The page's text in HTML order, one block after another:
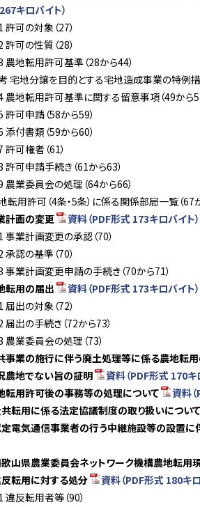
キロバイト）
許可の対象（27）
許可の性質（28）
農地転用許可基準（28から44）
宅地分譲を目的とする宅地造成事業の特例措
農地転用許可基準に関する留意事項（49から
許可申請（58から59）
添付書類（59から60）
許可権者（61）
許可申請手続き（61から63）
農業委員会の処理（64から66）
転用許可（4条・5条）に係る関係部局一覧（67
計画の変更
資料（PDF形式 173キロバイト）
事業計画変更の承認（70）
承認の基準（70）
事業計画変更申請の手続き（70から71）
転用の届出
資料（PDF形式 173キロバイト）
届出の対象（72）
届出の手続き（72から73）
農業委員会の処理（73）
事業の施行に伴う廃土処理等に係る農地転用
農地でない旨の証明 資料（PDF形式 170キ
転用許可後の事務等の処理について 資料
転用に係る法定協議制度の取り扱いについて
電気通信事業者の行う中継施設等の設置に
山県農業委員会ネットワーク機構農地転用
転用に対する処分
資料（PDF形式 180キロ
違反転用者等（90）